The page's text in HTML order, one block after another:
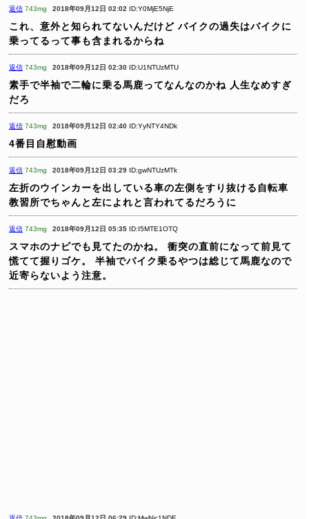
返信 743mg 2018年09月12日 02:02 ID:Y0MjE5NjE
これ、意外と知られてないんだけど バイクの過失はバイクに
乗ってるって事も含まれるからね
返信 743mg 2018年09月12日 02:30 ID:U1NTUzMTU
素手で半袖で二輪に乗る馬鹿ってなんなのかね 人生なめすぎ
だろ
返信 743mg 2018年09月12日 02:40 ID:YyNTY4NDk
4番目自慰動画
返信 743mg 2018年09月12日 03:29 ID:gwNTUzMTk
左折のウインカーを出している車の左側をすり抜ける自転車
教習所でちゃんと左によれと言われてるだろうに
返信 743mg 2018年09月12日 05:35 ID:I5MTE1OTQ
スマホのナビでも見てたのかね。
衝突の直前になって前見て
慌てて握りゴケ。
半袖でバイク乗るやつは総じて馬鹿なので
近寄らないよう注意。